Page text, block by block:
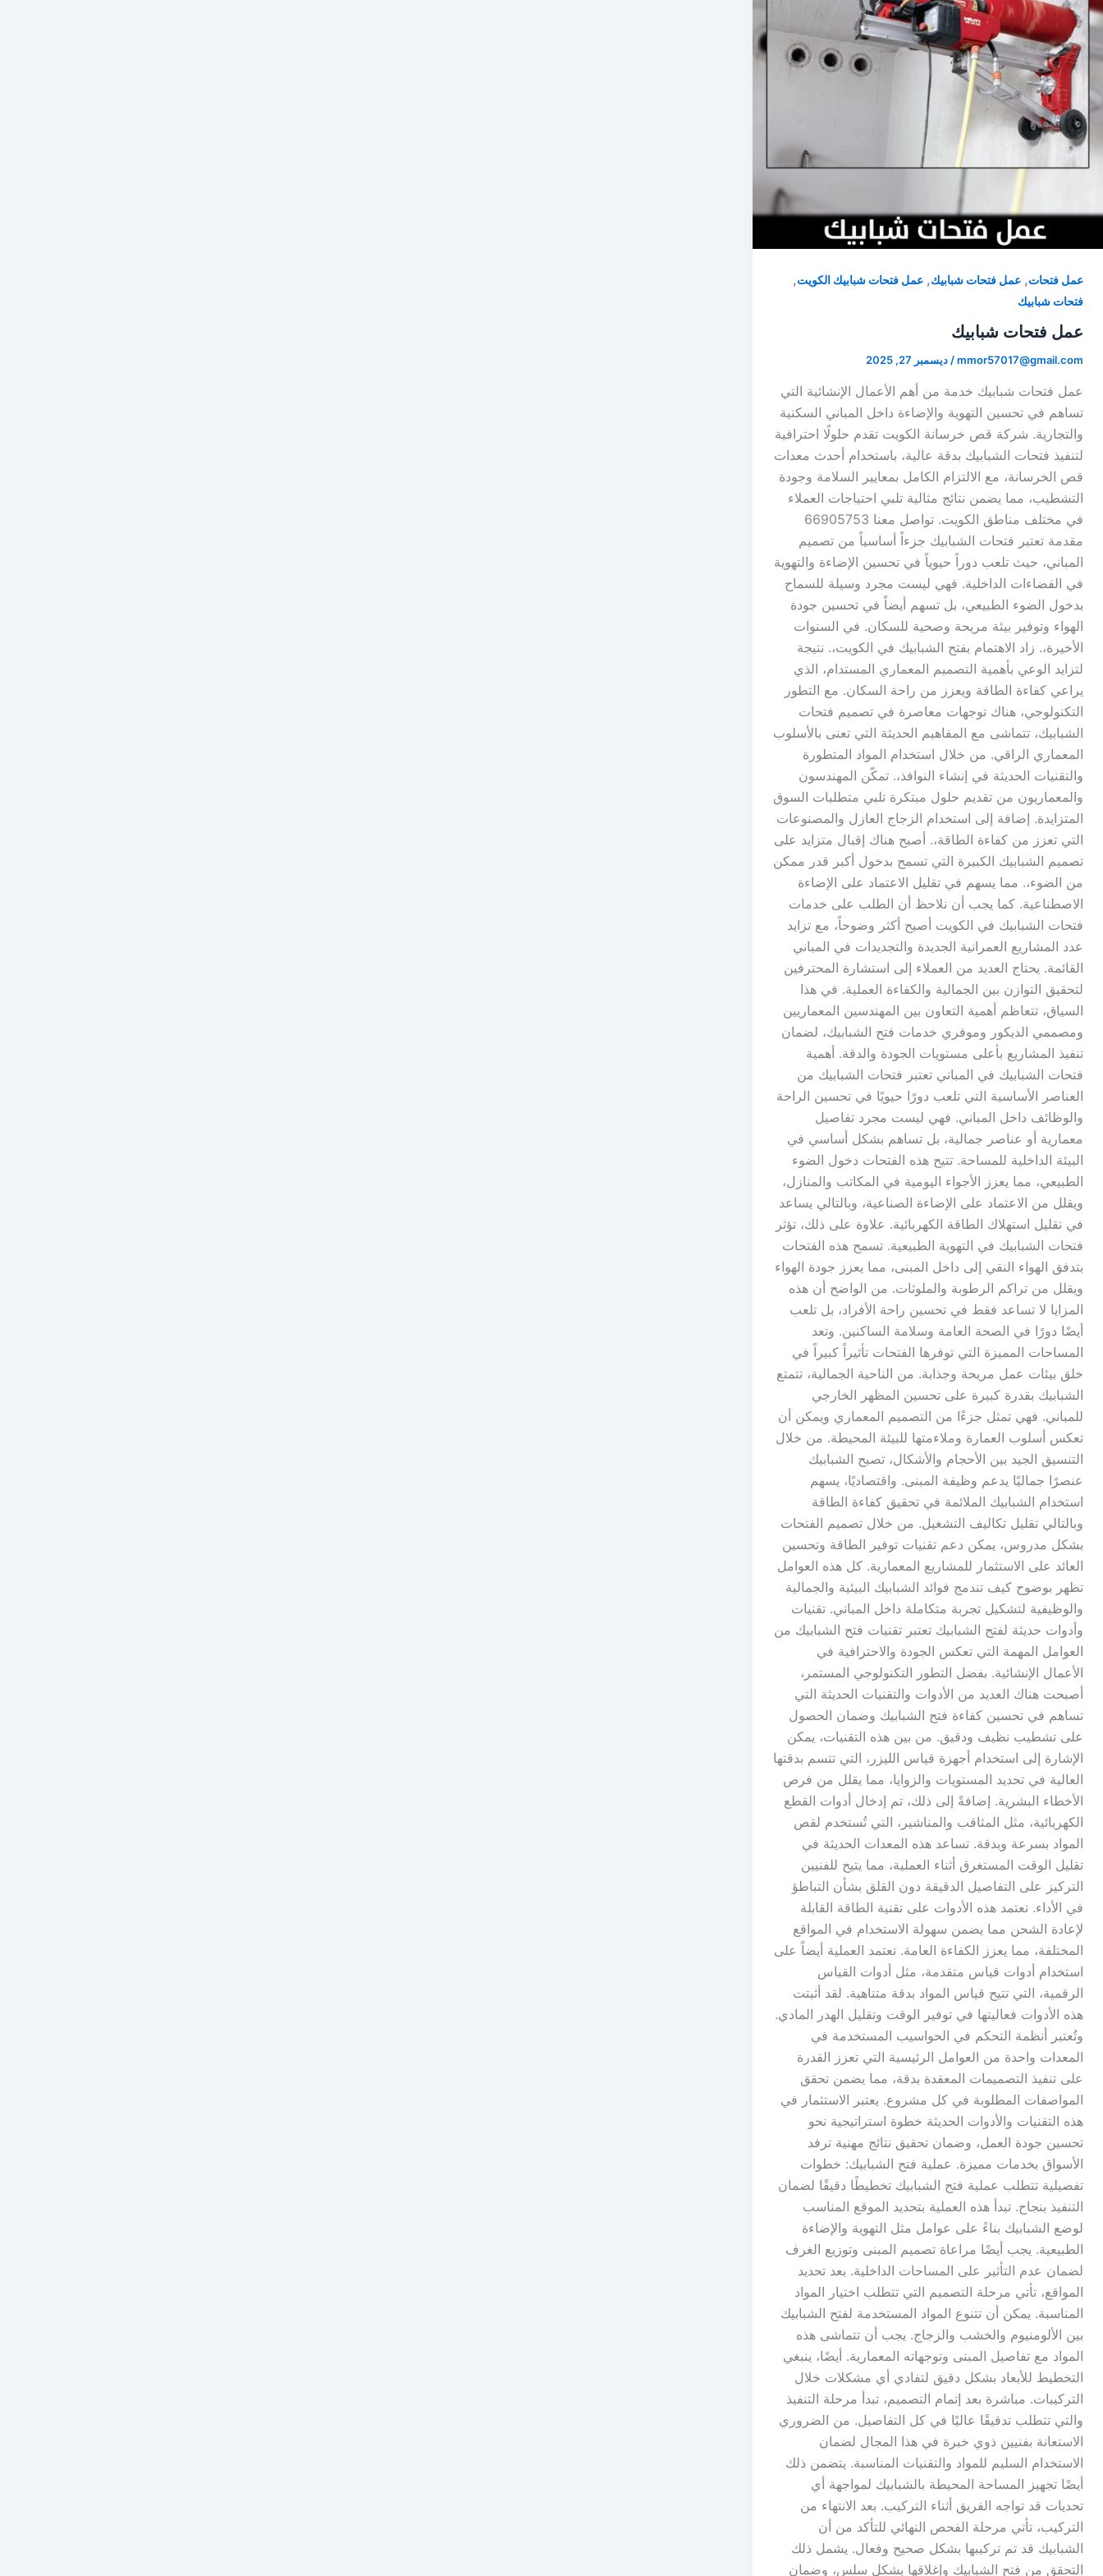
عمل فتحات, عمل فتحات شبابيك, عمل فتحات شبابيك الكويت,
فتحات شبابيك
عمل فتحات شبابيك
mmor57017@gmail.com
/ديسمبر 27, 2025
عمل فتحات شبابيك خدمة من أهم الأعمال الإنشائية التي
تساهم في تحسين التهوية والإضاءة داخل المباني السكنية
والتجارية. شركة قص خرسانة الكويت تقدم حلولًا احترافية
لتنفيذ فتحات الشبابيك بدقة عالية، باستخدام أحدث معدات
قص الخرسانة، مع الالتزام الكامل بمعايير السلامة وجودة
التشطيب، مما يضمن نتائج مثالية تلبي احتياجات العملاء
في مختلف مناطق الكويت. تواصل معنا 66905753
مقدمة تعتبر فتحات الشبابيك جزءاً أساسياً من تصميم
المباني، حيث تلعب دوراً حيوياً في تحسين الإضاءة والتهوية
في الفضاءات الداخلية. فهي ليست مجرد وسيلة للسماح
بدخول الضوء الطبيعي، بل تسهم أيضاً في تحسين جودة
الهواء وتوفير بيئة مريحة وصحية للسكان. في السنوات
الأخيرة،. زاد الاهتمام بفتح الشبابيك في الكويت،. نتيجة
لتزايد الوعي بأهمية التصميم المعماري المستدام، الذي
يراعي كفاءة الطاقة ويعزز من راحة السكان. مع التطور
التكنولوجي، هناك توجهات معاصرة في تصميم فتحات
الشبابيك، تتماشى مع المفاهيم الحديثة التي تعنى بالأسلوب
المعماري الراقي. من خلال استخدام المواد المتطورة
والتقنيات الحديثة في إنشاء النوافذ،. تمكّن المهندسون
والمعماريون من تقديم حلول مبتكرة تلبي متطلبات السوق
المتزايدة. إضافة إلى استخدام الزجاج العازل والمصنوعات
التي تعزز من كفاءة الطاقة،. أصبح هناك إقبال متزايد على
تصميم الشبابيك الكبيرة التي تسمح بدخول أكبر قدر ممكن
من الضوء،. مما يسهم في تقليل الاعتماد على الإضاءة
الاصطناعية. كما يجب أن نلاحظ أن الطلب على خدمات
فتحات الشبابيك في الكويت أصبح أكثر وضوحاً، مع تزايد
عدد المشاريع العمرانية الجديدة والتجديدات في المباني
القائمة. يحتاج العديد من العملاء إلى استشارة المحترفين
لتحقيق التوازن بين الجمالية والكفاءة العملية. في هذا
السياق، تتعاظم أهمية التعاون بين المهندسين المعماريين
ومصممي الديكور وموفري خدمات فتح الشبابيك، لضمان
تنفيذ المشاريع بأعلى مستويات الجودة والدقة. أهمية
فتحات الشبابيك في المباني تعتبر فتحات الشبابيك من
العناصر الأساسية التي تلعب دورًا حيويًا في تحسين الراحة
والوظائف داخل المباني. فهي ليست مجرد تفاصيل
معمارية أو عناصر جمالية، بل تساهم بشكل أساسي في
البيئة الداخلية للمساحة. تتيح هذه الفتحات دخول الضوء
الطبيعي، مما يعزز الأجواء اليومية في المكاتب والمنازل،
ويقلل من الاعتماد على الإضاءة الصناعية، وبالتالي يساعد
في تقليل استهلاك الطاقة الكهربائية. علاوة على ذلك، تؤثر
فتحات الشبابيك في التهوية الطبيعية. تسمح هذه الفتحات
بتدفق الهواء النقي إلى داخل المبنى، مما يعزز جودة الهواء
ويقلل من تراكم الرطوبة والملوثات. من الواضح أن هذه
المزايا لا تساعد فقط في تحسين راحة الأفراد، بل تلعب
أيضًا دورًا في الصحة العامة وسلامة الساكنين. وتعد
المساحات المميزة التي توفرها الفتحات تأثيراً كبيراً في
خلق بيئات عمل مريحة وجذابة. من الناحية الجمالية، تتمتع
الشبابيك بقدرة كبيرة على تحسين المظهر الخارجي
للمباني. فهي تمثل جزءًا من التصميم المعماري ويمكن أن
تعكس أسلوب العمارة وملاءمتها للبيئة المحيطة. من خلال
التنسيق الجيد بين الأحجام والأشكال، تصبح الشبابيك
عنصرًا جماليًا يدعم وظيفة المبنى. واقتصاديًا، يسهم
استخدام الشبابيك الملائمة في تحقيق كفاءة الطاقة
وبالتالي تقليل تكاليف التشغيل. من خلال تصميم الفتحات
بشكل مدروس، يمكن دعم تقنيات توفير الطاقة وتحسين
العائد على الاستثمار للمشاريع المعمارية. كل هذه العوامل
تظهر بوضوح كيف تندمج فوائد الشبابيك البيئية والجمالية
والوظيفية لتشكيل تجربة متكاملة داخل المباني. تقنيات
وأدوات حديثة لفتح الشبابيك تعتبر تقنيات فتح الشبابيك من
العوامل المهمة التي تعكس الجودة والاحترافية في
الأعمال الإنشائية. بفضل التطور التكنولوجي المستمر،
أصبحت هناك العديد من الأدوات والتقنيات الحديثة التي
تساهم في تحسين كفاءة فتح الشبابيك وضمان الحصول
على تشطيب نظيف ودقيق. من بين هذه التقنيات، يمكن
الإشارة إلى استخدام أجهزة قياس الليزر، التي تتسم بدقتها
العالية في تحديد المستويات والزوايا، مما يقلل من فرص
الأخطاء البشرية. إضافةً إلى ذلك، تم إدخال أدوات القطع
الكهربائية، مثل المثاقب والمناشير، التي تُستخدم لقص
المواد بسرعة وبدقة. تساعد هذه المعدات الحديثة في
تقليل الوقت المستغرق أثناء العملية، مما يتيح للفنيين
التركيز على التفاصيل الدقيقة دون القلق بشأن التباطؤ
في الأداء. تعتمد هذه الأدوات على تقنية الطاقة القابلة
لإعادة الشحن مما يضمن سهولة الاستخدام في المواقع
المختلفة، مما يعزز الكفاءة العامة. تعتمد العملية أيضاً على
استخدام أدوات قياس متقدمة، مثل أدوات القياس
الرقمية، التي تتيح قياس المواد بدقة متناهية. لقد أثبتت
هذه الأدوات فعاليتها في توفير الوقت وتقليل الهدر المادي.
وتُعتبر أنظمة التحكم في الحواسيب المستخدمة في
المعدات واحدة من العوامل الرئيسية التي تعزز القدرة
على تنفيذ التصميمات المعقدة بدقة، مما يضمن تحقق
المواصفات المطلوبة في كل مشروع. يعتبر الاستثمار في
هذه التقنيات والأدوات الحديثة خطوة استراتيجية نحو
تحسين جودة العمل، وضمان تحقيق نتائج مهنية ترفد
الأسواق بخدمات مميزة. عملية فتح الشبابيك: خطوات
تفصيلية تتطلب عملية فتح الشبابيك تخطيطًا دقيقًا لضمان
التنفيذ بنجاح. تبدأ هذه العملية بتحديد الموقع المناسب
لوضع الشبابيك بناءً على عوامل مثل التهوية والإضاءة
الطبيعية. يجب أيضًا مراعاة تصميم المبنى وتوزيع الغرف
لضمان عدم التأثير على المساحات الداخلية. بعد تحديد
المواقع، تأتي مرحلة التصميم التي تتطلب اختيار المواد
المناسبة. يمكن أن تتنوع المواد المستخدمة لفتح الشبابيك
بين الألومنيوم والخشب والزجاج. يجب أن تتماشى هذه
المواد مع تفاصيل المبنى وتوجهاته المعمارية. أيضًا، ينبغي
التخطيط للأبعاد بشكل دقيق لتفادي أي مشكلات خلال
التركيبات. مباشرة بعد إتمام التصميم، تبدأ مرحلة التنفيذ
والتي تتطلب تدقيقًا عاليًا في كل التفاصيل. من الضروري
الاستعانة بفنيين ذوي خبرة في هذا المجال لضمان
الاستخدام السليم للمواد والتقنيات المناسبة. يتضمن ذلك
أيضًا تجهيز المساحة المحيطة بالشبابيك لمواجهة أي
تحديات قد تواجه الفريق أثناء التركيب. بعد الانتهاء من
التركيب، تأتي مرحلة الفحص النهائي للتأكد من أن
الشبابيك قد تم تركيبها بشكل صحيح وفعال. يشمل ذلك
التحقق من فتح الشبابيك وإغلاقها بشكل سلس، وضمان